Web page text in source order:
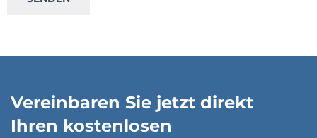
Vereinbaren Sie jetzt direkt
Ihren kostenlosen